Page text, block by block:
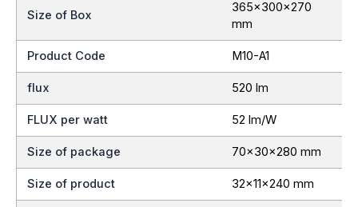
Size of Box
365x300x270
mm
Product Code M10-A1
flux 520 lm
FLUX per watt 52 lm/W
Size of package 70x30x280 mm
Size of product 32x11x240 mm